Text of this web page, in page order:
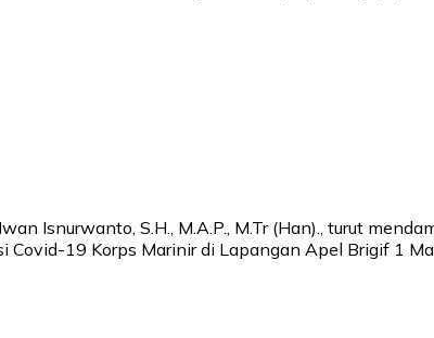
Isnurwanto, S.H., M.A.P., M.Tr (Han)., turut
Covid-19 Korps Marinir di Lapangan Apel Brigif 1